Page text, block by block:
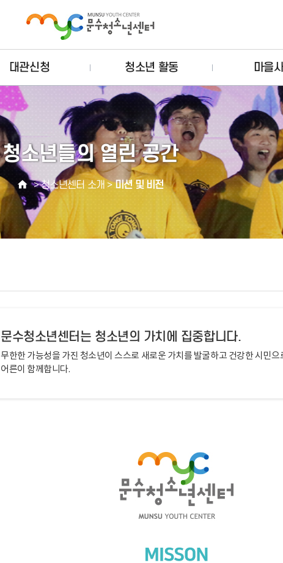
대관신청 청소년 활동 마을
청소년들의 열린 공간
> 청소년센터 소개 >미션 및 비전
문수청소년센터는 청소년의 가치에 집중합니다.
무한한 가능성을 가진 청소년이 스스로 새로운 가치를 발굴하고 건강한 시민
어른이 함께합니다.